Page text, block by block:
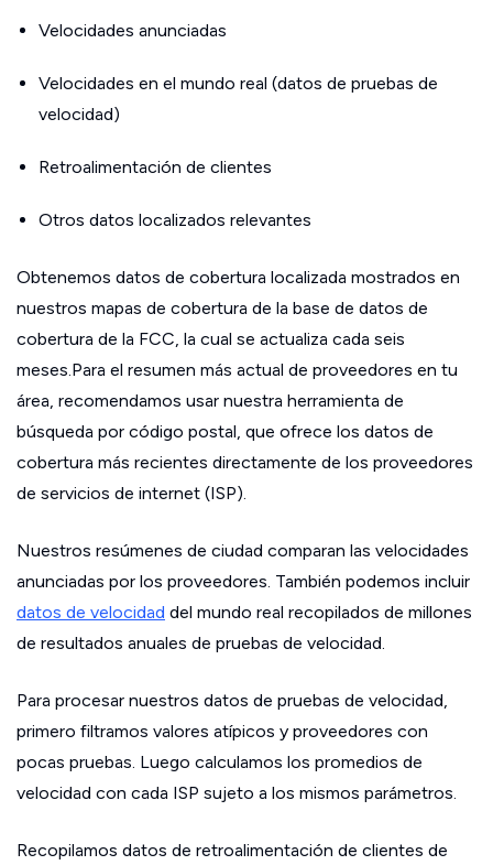
Velocidades anunciadas
Velocidades en el mundo real (datos de pruebas de
velocidad)
Retroalimentación de clientes
Otros datos localizados relevantes
Obtenemos datos de cobertura localizada mostrados en
nuestros mapas de cobertura de la base de datos de
cobertura de la FCC, la cual se actualiza cada seis
meses.Para el resumen más actual de proveedores en tu
área, recomendamos usar nuestra herramienta de
búsqueda por código postal, que ofrece los datos de
cobertura más recientes directamente de los proveedores
de servicios de internet (ISP).
Nuestros resúmenes de ciudad comparan las velocidades
anunciadas por los proveedores. También podemos incluir
datos de velocidad del mundo real recopilados de millones
de resultados anuales de pruebas de velocidad.
Para procesar nuestros datos de pruebas de velocidad,
primero filtramos valores atípicos y proveedores con
pocas pruebas. Luego calculamos los promedios de
velocidad con cada ISP sujeto a los mismos parámetros.
Recopilamos datos de retroalimentación de clientes de